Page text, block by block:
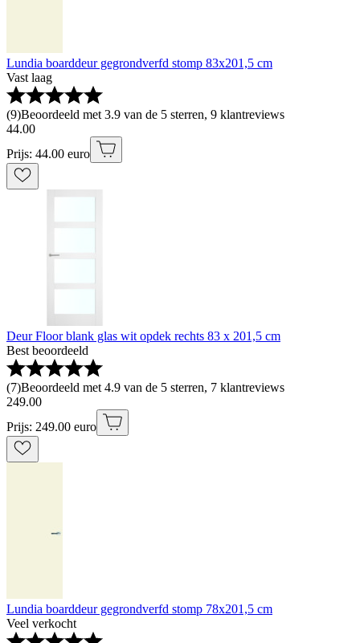
Lundia boarddeur gegrondverfd stomp 83x201,5 cm
Vast laag
(9)Beoordeeld met 3.9 van de 5 sterren, 9 klantreviews
44.00
Prijs: 44.00 euro
Deur Floor blank glas wit opdek rechts 83 x 201,5 cm
Best beoordeeld
(7)Beoordeeld met 4.9 van de 5 sterren, 7 klantreviews
249.00
Prijs: 249.00 euro
Lundia boarddeur gegrondverfd stomp 78x201,5 cm
Veel verkocht